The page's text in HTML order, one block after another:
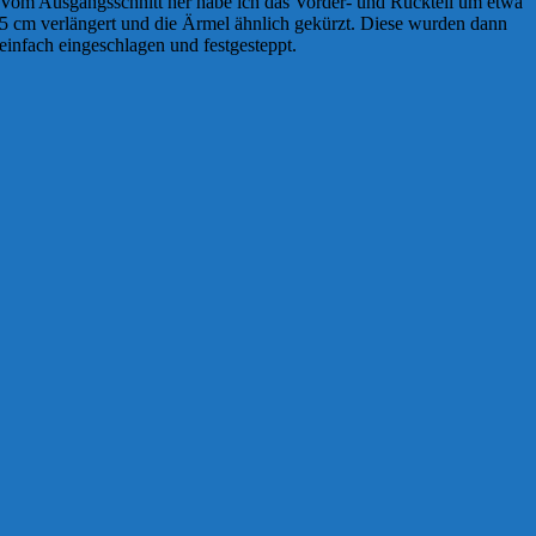
5 cm verlängert und die Ärmel ähnlich gekürzt. Diese wurden dann
einfach eingeschlagen und festgesteppt.